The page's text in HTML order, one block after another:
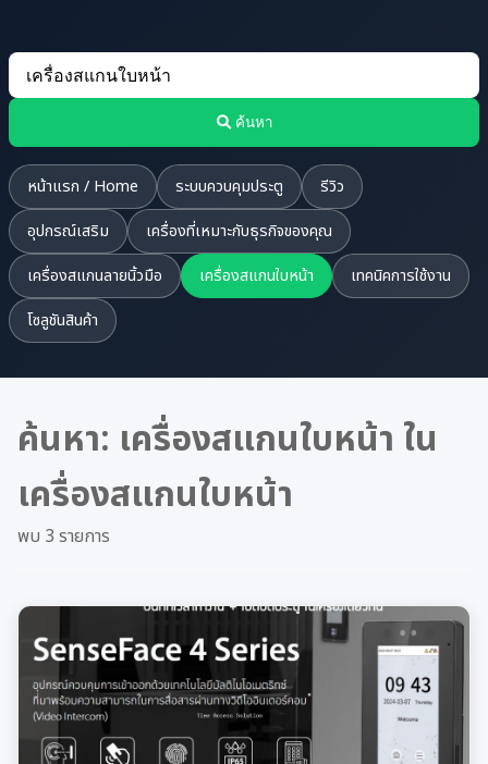
ค้นหา
หน้าแรก / Home ระบบควบคุมประตู
รีวิว
อุปกรณ์เสริม
เครื่องที่เหมาะกับธุรกิจของคุณ
เครื่องสแกนลายนิ้วมือ
เครื่องสแกนใบหน้า
เทคนิคการใช้งาน
โซลูชันสินค้า
ค้นหา: เครื่องสแกนใบหน้า ใน
เครื่องสแกนใบหน้า
พบ 3 รายการ